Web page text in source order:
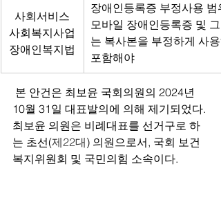
사회서비스
사회복지사업
장애인복지법
장애인등록증 부정사용 범
모바일 장애인등록증 및 그
는 복사본을 부정하게 사용
포함해야
본 안건은 최보윤 국회의원의 2024년
10월 31일 대표발의에 의해 제기되었다.
최보윤 의원은 비례대표를 선거구로 하
는 초선(제22대) 의원으로서, 국회 보건
복지위원회 및 국민의힘 소속이다.